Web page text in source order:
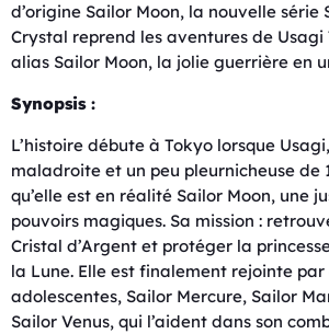
d’origine Sailor Moon, la nouvelle série
Crystal reprend les aventures de Usagi
alias Sailor Moon, la jolie guerrière en
Synopsis :
L’histoire débute à Tokyo lorsque
maladroite et un peu pleurnicheuse de
qu’elle est en réalité Sailor Moon, une
pouvoirs magiques. Sa mission :
Cristal d’Argent et protéger la
la Lune. Elle est finalement rejointe
adolescentes, Sailor Mercure, Sailor
Sailor Venus, qui l’aident dans son